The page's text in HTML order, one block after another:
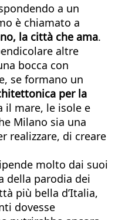
a un
è chiamato a
la città che ama.
altre
bocca con
se formano un
per la
il mare, le isole e
Milano sia una
realizzare, di creare
molto dai suoi
della parodia dei
più bella d’Italia,
dovesse